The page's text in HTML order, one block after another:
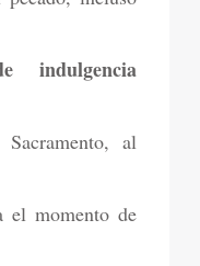
indulgencia
al
el momento de